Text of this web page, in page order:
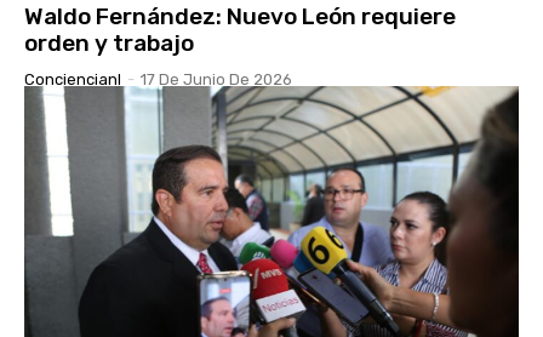
Waldo Fernández: Nuevo León requiere
orden y trabajo
Conciencianl - 17 De Junio De 2026